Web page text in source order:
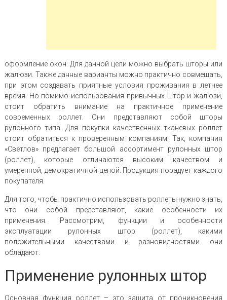
оформление окон. Для данной цели можно выбрать шторы или
жалюзи. Также данные варианты можно практично совмещать,
при этом создавать приятные условия проживания в летнее
время. Но помимо использования привычных штор и жалюзи,
стоит обратить внимание на практичное применение
современных роллет. Они представляют собой шторы
рулонного типа. Для покупки качественных тканевых роллет
стоит обратиться к проверенным компаниям. Так, компания
«Светлов» предлагает большой ассортимент рулонных штор
(роллет), которые отличаются высоким качеством и
умеренной, демократичной ценой. Продукция порадует каждого
покупателя.
Для того, чтобы практично использовать роллеты нужно знать,
что они собой представляют, какие особенности их
применения. Рассмотрим, функции и особенности
эксплуатации рулонных штор (роллет), какими
положительными качествами и разновидностями они
обладают.
Применение рулонных штор
Основная функция роллет – это защита от проникновения